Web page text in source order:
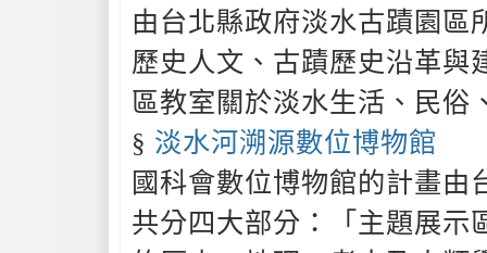
由台北縣政府淡水古蹟園區
歷史人文、古蹟歷史沿革與
區教室關於淡水生活、民俗
§ 淡水河溯源數位博物館
國科會數位博物館的計畫由
共分四大部分：「主題展示